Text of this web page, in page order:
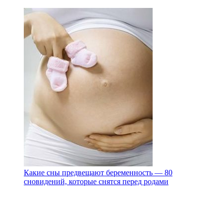
Какие сны предвещают беременность — 80
сновидений, которые снятся перед родами